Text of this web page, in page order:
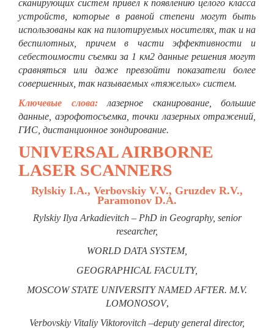
сканирующих систем привел к появлению целого класса
устройств, которые в равной степени могут быть
использованы как на пилотируемых носителях, так и на
беспилотных, причем в части эффективности и
себестоимости съемки за 1 км2 данные решения могут
сравняться или даже превзойти показатели более
совершенных, так называемых «тяжелых» систем.
Ключевые слова:
лазерное сканирование, большие
данные, аэрофотосъемка, точки лазерных отражений,
ГИС, дистанционное зондирование.
UNIVERSAL AIRBORNE
LASER SCANNERS
Rylskiy I.A., Verbovskiy V.V., Gruzdev R.V.,
Paramonov D.A.
Rylskiy Ilya Arkadievitch – PhD in Geography, senior
researcher,
WORLD DATA SYSTEM,
GEOGRAPHICAL FACULTY,
MOSCOW STATE UNIVERSITY NAMED AFTER. M.V.
LOMONOSOV,
Verbovskiy Vitaliy Viktorovitch –deputy general director,